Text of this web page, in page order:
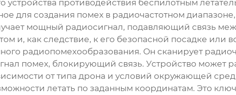
устройства противодействия беспилотным
для создания помех в радиочастотном
мощный радиосигнал, подавляющий связь
и, как следствие, к его безопасной посадке или
радиопомехообразования. Он сканирует
помех, блокирующий связь. Устройство может
от типа дрона и условий окружающей
летать по заданным координатам. Это